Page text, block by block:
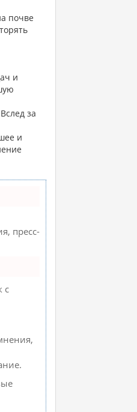
почве
и
за
и
пресс-
с